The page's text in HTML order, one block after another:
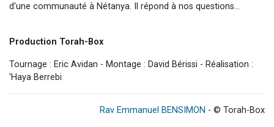
d'une communauté à Nétanya. Il répond à nos questions...
Production Torah-Box
Tournage : Eric Avidan - Montage : David Bérissi - Réalisation :
'Haya Berrebi
Rav Emmanuel BENSIMON - © Torah-Box